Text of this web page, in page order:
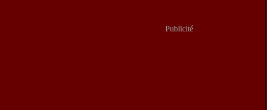
Publicité